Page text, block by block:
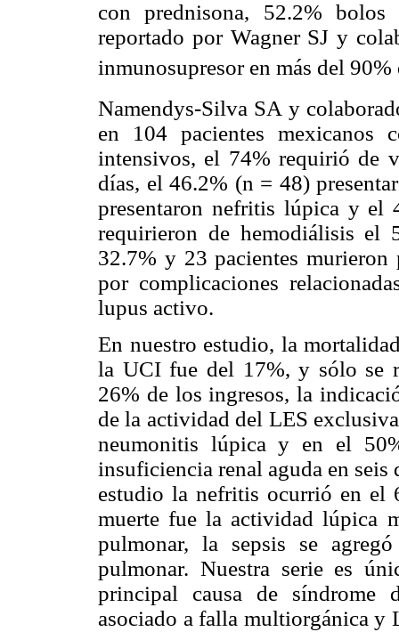
con prednisona, 52.2%
reportado por Wagner SJ y
inmunosupresor en más del 90%
Namendys-Silva SA y
en 104 pacientes mexicanos
intensivos, el 74% requirió de
días, el 46.2% (n = 48)
presentaron nefritis lúpica y el
requirieron de hemodiálisis
32.7% y 23 pacientes
por complicaciones
lupus activo.
En nuestro estudio, la
la UCI fue del 17%, y sólo se
26% de los ingresos, la
de la actividad del LES
neumonitis lúpica y en el
insuficiencia renal aguda en
estudio la nefritis ocurrió en el
muerte fue la actividad lúpica
pulmonar, la sepsis se
pulmonar. Nuestra serie es
principal causa de síndrome
asociado a falla multiorgánica y